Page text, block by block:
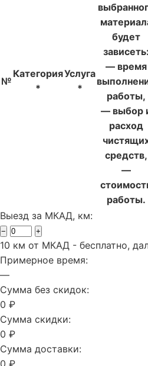
№
Категория
*
Услуга
*
будет
зависеть:
— время
работы,
— выбор
расход
средств,
—
работы.
Выезд за МКАД, км:
− +
10 км от МКАД - бесплатно,
Примерное время:
—
Сумма без скидок:
0 ₽
Сумма скидки:
0 ₽
Сумма доставки:
0 ₽